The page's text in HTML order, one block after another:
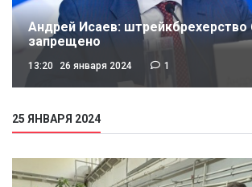
Андрей Исаев: штрейкбрехерство
запрещено
13:20 26 января 2024 1
25 ЯНВАРЯ 2024